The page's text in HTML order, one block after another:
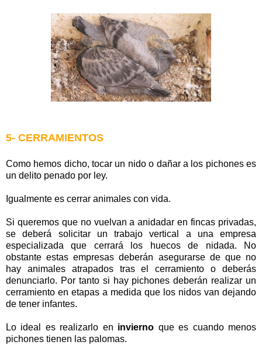
5- CERRAMIENTOS
Como hemos dicho, tocar un nido o dañar a los pichones es
un delito penado por ley.
Igualmente es cerrar animales con vida.
Si queremos que no vuelvan a anidadar en fincas privadas,
se deberá solicitar un trabajo vertical a una empresa
especializada que cerrará los huecos de nidada. No
obstante estas empresas deberán asegurarse de que no
hay animales atrapados tras el cerramiento o deberás
denunciarlo. Por tanto si hay pichones deberán realizar un
cerramiento en etapas a medida que los nidos van dejando
de tener infantes.
Lo ideal es realizarlo en invierno que es cuando menos
pichones tienen las palomas.